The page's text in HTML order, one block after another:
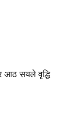
आठ सयले वृद्धि